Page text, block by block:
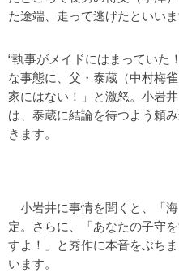
た途端、走って逃げたといいま
“執事がメイドにはまっていた
な事態に、父・泰蔵（中村梅
家にはない！」と激怒。小岩
は、泰蔵に結論を待つよう頼
きます。
小岩井に事情を聞くと、「
定。さらに、「あなたの子守
すよ！」と秀作に本音をぶち
います。